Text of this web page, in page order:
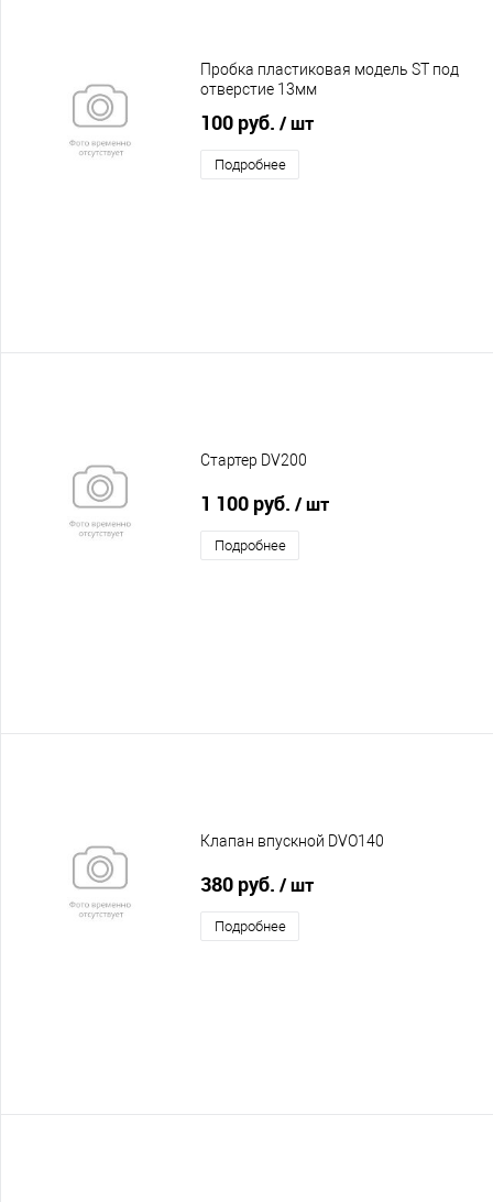
Пробка пластиковая модель ST под
отверстие 13мм
100 руб. / шт
Подробнее
Стартер DV200
1 100 руб. / шт
Подробнее
Клапан впускной DVO140
380 руб. / шт
Подробнее